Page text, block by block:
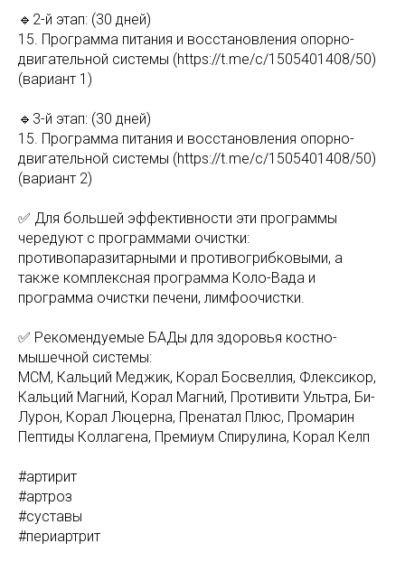
🔹2-й этап: (30 дней)
15. Программа питания и восстановления опорно-
двигательной системы (https://t.me/c/1505401408/50)
(вариант 1)
🔹3-й этап: (30 дней)
15. Программа питания и восстановления опорно-
двигательной системы (https://t.me/c/1505401408/50)
(вариант 2)
✅ Для большей эффективности эти программы
чередуют с программами очистки:
противопаразитарными и противогрибковыми, а
также комплексная программа Коло-Вада и
программа очистки печени, лимфоочистки.
✅ Рекомендуемые БАДы для здоровья костно-
мышечной системы:
МСМ, Кальций Меджик, Корал Босвеллия, Флексикор,
Кальций Магний, Корал Магний, Противити Ультра, Би-
Лурон, Корал Люцерна, Пренатал Плюс, Промарин
Пептиды Коллагена, Премиум Спирулина, Корал Келп
#артирит
#артроз
#суставы
#периартрит